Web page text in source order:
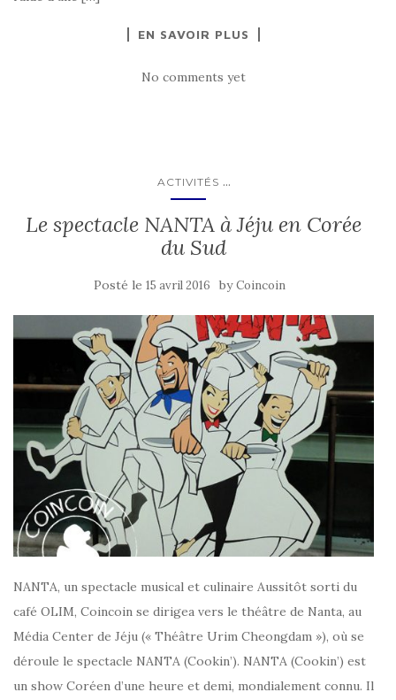
EN SAVOIR PLUS
No comments yet
ACTIVITÉS ...
Le spectacle NANTA à Jéju en Corée
du Sud
Posté le 15 avril 2016 byCoincoin
NANTA, un spectacle musical et culinaire Aussitôt sorti du
café OLIM, Coincoin se dirigea vers le théâtre de Nanta, au
Média Center de Jéju (« Théâtre Urim Cheongdam »), où se
déroule le spectacle NANTA (Cookin’). NANTA (Cookin’) est
un show Coréen d’une heure et demi, mondialement connu. Il